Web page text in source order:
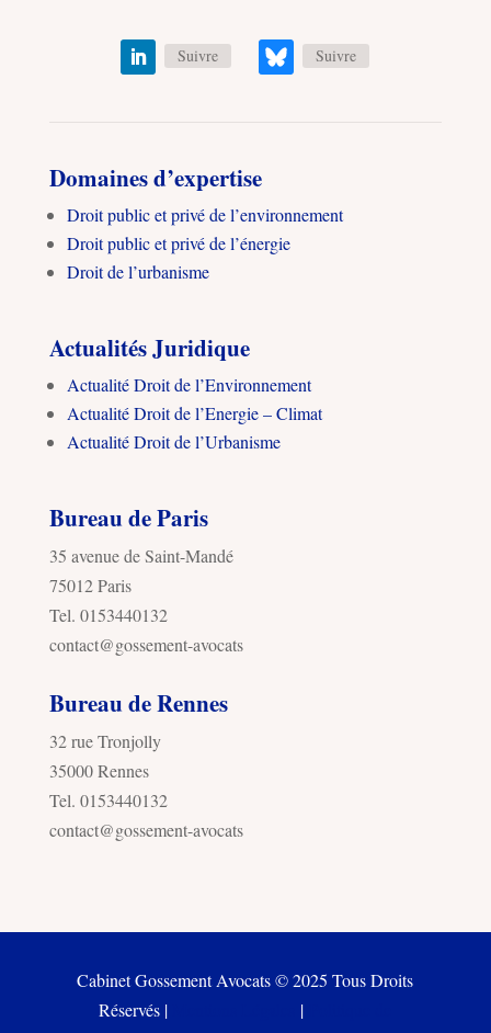
Suivre Suivre
Domaines d’expertise
Droit public et privé de l’environnement
Droit public et privé de l’énergie
Droit de l’urbanisme
Actualités Juridique
Actualité Droit de l’Environnement
Actualité Droit de l’Energie – Climat
Actualité Droit de l’Urbanisme
Bureau de Paris
35 avenue de Saint-Mandé
75012 Paris
Tel. 0153440132
contact@gossement-avocats
Bureau de Rennes
32 rue Tronjolly
35000 Rennes
Tel. 0153440132
contact@gossement-avocats
Cabinet Gossement Avocats © 2025 Tous Droits
Réservés |
|